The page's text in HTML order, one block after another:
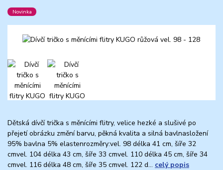
Novinka
Dětská dívčí trička s měnícími flitry, velice hezké a slušivé po
přejetí obrázku změní barvu, pěkná kvalita a silná bavlnasložení
95% bavlna 5% elastenrozměry:vel. 98 délka 41 cm, šíře 32
cmvel. 104 délka 43 cm, šíře 33 cmvel. 110 délka 45 cm, šíře 34
cmvel. 116 délka 48 cm, šíře 35 cmvel. 122 d... celý popis